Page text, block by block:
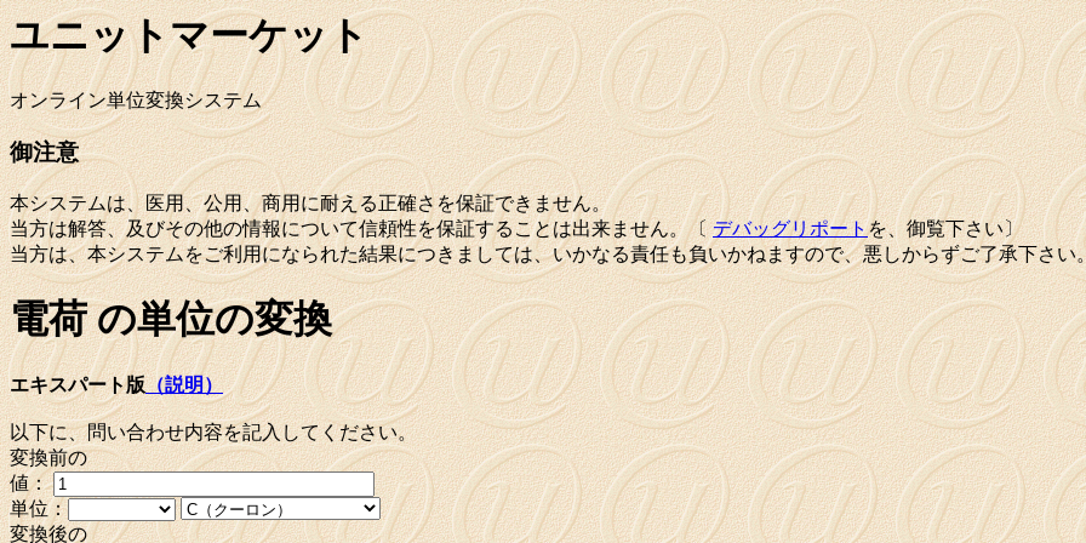
ユニットマーケット
オンライン単位変換システム
御注意
本システムは、医用、公用、商用に耐える正確さを保証できません。
当方は解答、及びその他の情報について信頼性を保証することは出来ません。〔デバッグリポートを、御覧下さい〕
当方は、本システムをご利用になられた結果につきましては、いかなる責任も負いかねますので、悪しからずご了承下さい
電荷 の単位の変換
エキスパート版（説明）
以下に、問い合わせ内容を記入してください。
変換前の
値：
単位：
変換後の